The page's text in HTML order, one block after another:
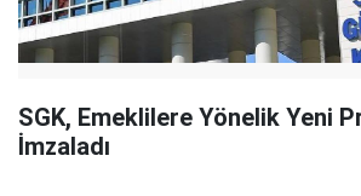
SGK, Emeklilere Yönelik Yeni
İmzaladı